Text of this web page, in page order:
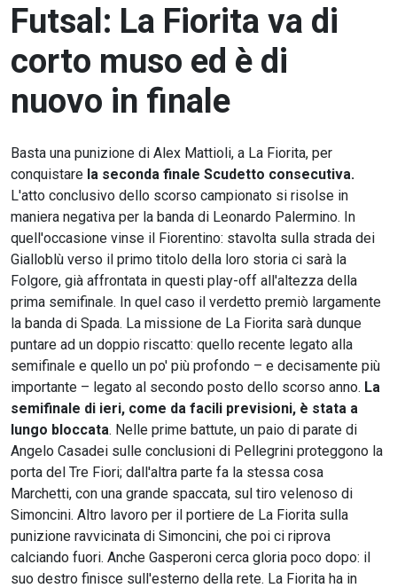
Futsal: La Fiorita va di
corto muso ed è di
nuovo in finale
Basta una punizione di Alex Mattioli, a La Fiorita, per
conquistare la seconda finale Scudetto consecutiva.
L'atto conclusivo dello scorso campionato si risolse in
maniera negativa per la banda di Leonardo Palermino. In
quell'occasione vinse il Fiorentino: stavolta sulla strada dei
Gialloblù verso il primo titolo della loro storia ci sarà la
Folgore, già affrontata in questi play-off all'altezza della
prima semifinale. In quel caso il verdetto premiò largamente
la banda di Spada. La missione de La Fiorita sarà dunque
puntare ad un doppio riscatto: quello recente legato alla
semifinale e quello un po' più profondo – e decisamente più
importante – legato al secondo posto dello scorso anno. La
semifinale di ieri, come da facili previsioni, è stata a
lungo bloccata. Nelle prime battute, un paio di parate di
Angelo Casadei sulle conclusioni di Pellegrini proteggono la
porta del Tre Fiori; dall'altra parte fa la stessa cosa
Marchetti, con una grande spaccata, sul tiro velenoso di
Simoncini. Altro lavoro per il portiere de La Fiorita sulla
punizione ravvicinata di Simoncini, che poi ci riprova
calciando fuori. Anche Gasperoni cerca gloria poco dopo: il
suo destro finisce sull'esterno della rete. La Fiorita ha in